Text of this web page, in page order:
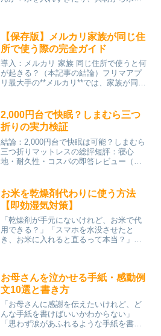
丈夫です。実は、家庭にあ...
【保存版】メルカリ家族が同じ住
所で使う際の完全ガイド
導入：メルカリ 家族 同じ住所で使うと何
が起きる？（本記事の結論）フリマアプ
リ最大手の**メルカリ**では、家族が同じ
取引複数アカウントの使い回し同一人物
による重複登録...
2,000円台で快眠？しまむら三つ
折りの実力検証
結論：2,000円台で快眠は可能？しまむら
三つ折りマットレスの総評短評：寝心
地・耐久性・コスパの即答レビュー（レ
らかなり優秀」です。特に2,000円台〜
3,000円台の...
お米を乾燥剤代わりに使う方法
【即効湿気対策】
「乾燥剤が手元にないけれど、お米で代
用できる？」「スマホを水没させたと
き、お米に入れると直るって本当？」と
販の乾燥剤と同じ効果が得ら...
お母さんを泣かせる手紙・感動例
文10選と書き方
「お母さんに感謝を伝えたいけれど、ど
んな手紙を書けばいいかわからない」
「思わず涙があふれるような手紙を書き